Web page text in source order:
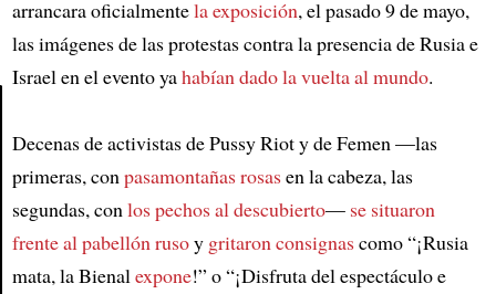
Article
arrancara oficialmentela exposición, el pasado 9 de mayo,
las imágenes de las protestas contra la presencia de Rusia e
Israel en el evento yahabían dado la vuelta al mundo.
Decenas de activistas de Pussy Riot y de Femen —las
primeras, conpasamontañas rosasen la cabeza, las
segundas, conlos pechos al descubierto— se situaron
frente al pabellón rusoy gritaron consignascomo “¡Rusia
mata, la Bienalexpone!” o “¡Disfruta del espectáculo e